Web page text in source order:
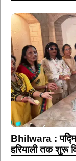
Bhilwara :
हरियाली तक शुरू